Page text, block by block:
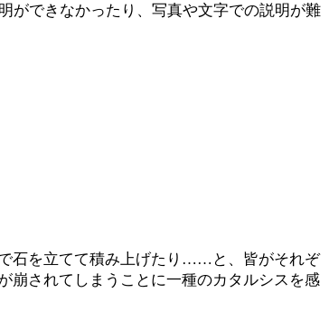
ができなかったり、写真や文字での説明が難
石を立てて積み上げたり……と、皆がそれぞ
崩されてしまうことに一種のカタルシスを感